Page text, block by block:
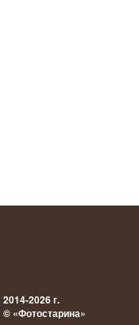
2014-2026 г.
© «Фотостарина»